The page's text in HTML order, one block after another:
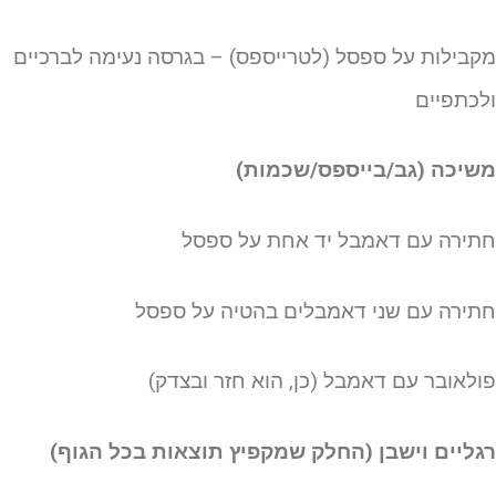
על ספסל (לטרייספס) – בגרסה נעימה לברכיים
(גב/בייספס/שכמות)
עם דאמבל יד אחת על ספסל
עם שני דאמבלים בהטיה על ספסל
עם דאמבל (כן, הוא חזר ובצדק)
וישבן (החלק שמקפיץ תוצאות בכל הגוף)